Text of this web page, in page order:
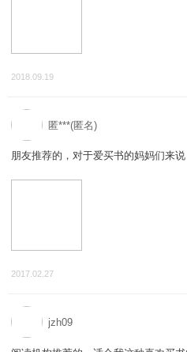
校为学生打造舒适的阅读环境参考使
视出国外对学生阅读的重视程度。
这两本书的作者相信关注儿童绘本的
者本身就是一位著名的绘本画家，作
睹，但是孩子乐在其中，所以自己也
感觉这本书应为第一推荐阅读书目，
2018.09.19
匿***(匿名)
朋友推荐的，对于爱买书的妈妈们来说
2017.02.27
jzh09